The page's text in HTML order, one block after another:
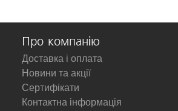
Про компанію
Доставка і оплата
Новини та акції
Сертифікати
Контактна інформація